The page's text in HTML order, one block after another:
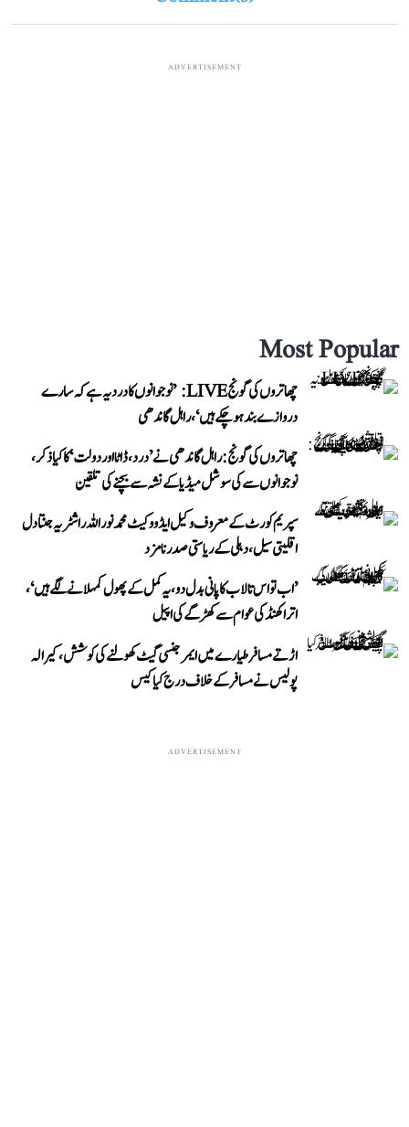
ADVERTISEMENT
Most Popular
چھاتروں کی گونج LIVE: ’نوجوانوں کا درد یہ ہے کہ سارے
دروازے بند ہو چکے ہیں‘، راہل گاندھی
چھاتروں کی گونج: راہل گاندھی نے ’درد، ڈاٹا اور دولت‘ کا کیا ذکر،
نوجوانوں سے کی سوشل میڈیا کے نشہ سے بچنے کی تلقین
سپریم کورٹ کے معروف وکیل ایڈووکیٹ محمد نور اللہ راشٹریہ جنتا دل
اقلیتی سیل، دہلی کے ریاستی صدر نامزد
’اب تو اس تالاب کا پانی بدل دو، یہ کمل کے پھول کمہلانے لگے ہیں‘،
اتراکھنڈ کی عوام سے کھڑگے کی اپیل
اڑتے مسافر طیارے میں ایمرجنسی گیٹ کھولنے کی کوشش، کیرالہ
پولیس نے مسافر کے خلاف درج کیا کیس
ADVERTISEMENT